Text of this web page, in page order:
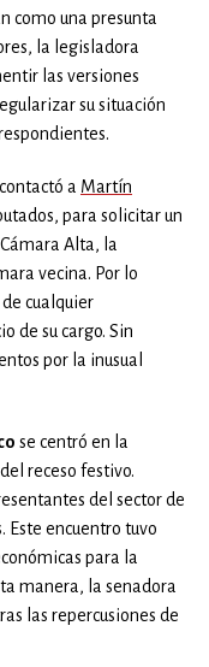
como una presunta
la legisladora
las versiones
su situación
a Martín
para solicitar un
Alta, la
vecina. Por lo
cualquier
de su cargo. Sin
por la inusual
se centró en la
receso festivo.
del sector de
Este encuentro tuvo
para la
manera, la senadora
las repercusiones de